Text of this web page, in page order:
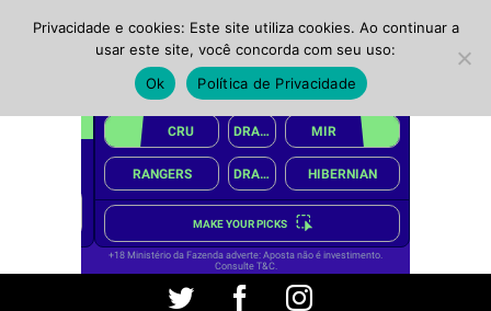
Twitter FacebookInstagram
Privacidade e cookies: Este site utiliza cookies. Ao continuar a
usar este site, você concorda com seu uso:
Ok
Política de Privacidade